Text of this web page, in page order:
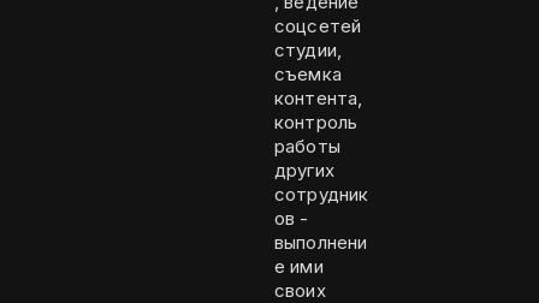
соцсетей
студии,
съемка
контента,
контроль
работы
других
сотрудник
ов -
выполнени
е ими
своих